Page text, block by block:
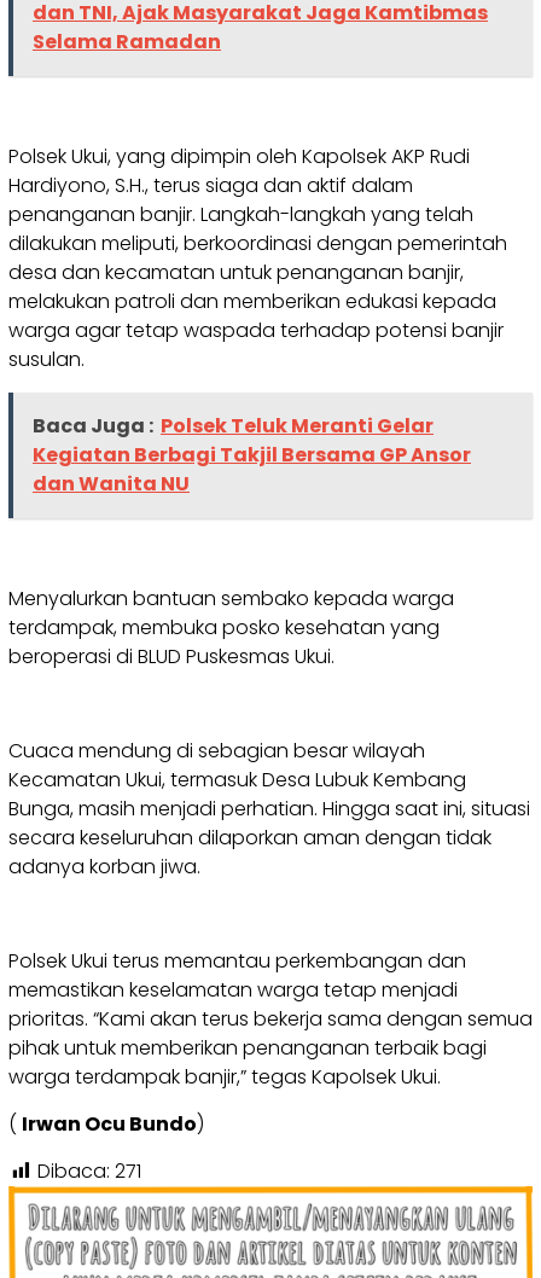
dan TNI, Ajak Masyarakat Jaga Kamtibmas
Selama Ramadan
Polsek Ukui, yang dipimpin oleh Kapolsek AKP Rudi
Hardiyono, S.H., terus siaga dan aktif dalam
penanganan banjir. Langkah-langkah yang telah
dilakukan meliputi, berkoordinasi dengan pemerintah
desa dan kecamatan untuk penanganan banjir,
melakukan patroli dan memberikan edukasi kepada
warga agar tetap waspada terhadap potensi banjir
susulan.
Baca Juga : Polsek Teluk Meranti Gelar
Kegiatan Berbagi Takjil Bersama GP Ansor
dan Wanita NU
Menyalurkan bantuan sembako kepada warga
terdampak, membuka posko kesehatan yang
beroperasi di BLUD Puskesmas Ukui.
Cuaca mendung di sebagian besar wilayah
Kecamatan Ukui, termasuk Desa Lubuk Kembang
Bunga, masih menjadi perhatian. Hingga saat ini, situasi
secara keseluruhan dilaporkan aman dengan tidak
adanya korban jiwa.
Polsek Ukui terus memantau perkembangan dan
memastikan keselamatan warga tetap menjadi
prioritas. “Kami akan terus bekerja sama dengan semua
pihak untuk memberikan penanganan terbaik bagi
warga terdampak banjir,” tegas Kapolsek Ukui.
( Irwan Ocu Bundo)
Dibaca: 271